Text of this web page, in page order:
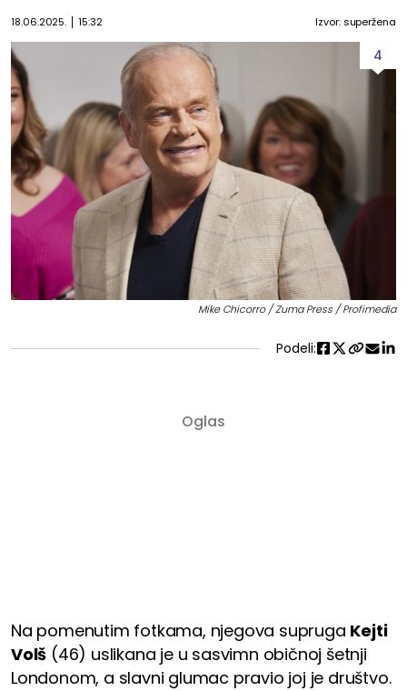
18.06.2025. 15:32 Izvor: superžena
4
Mike Chicorro / Zuma Press / Profimedia
Podeli:
Na pomenutim fotkama, njegova supruga Kejti
Volš (46) uslikana je u sasvimn običnoj šetnji
Londonom, a slavni glumac pravio joj je društvo.